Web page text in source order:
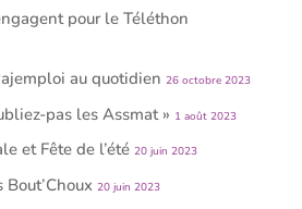
pour le Téléthon
au quotidien 26 octobre 2023
pas les Assmat » 1 août 2023
et Fête de l’été 20 juin 2023
20 juin 2023